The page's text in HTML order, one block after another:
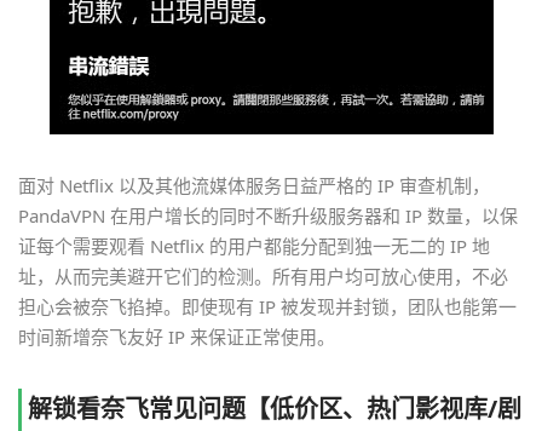
面对 Netflix 以及其他流媒体服务日益严格的 IP 审查机制，
PandaVPN 在用户增长的同时不断升级服务器和 IP 数量，以保
证每个需要观看 Netflix 的用户都能分配到独一无二的 IP 地
址，从而完美避开它们的检测。所有用户均可放心使用，不必
担心会被奈飞掐掉。即使现有 IP 被发现并封锁，团队也能第一
时间新增奈飞友好 IP 来保证正常使用。
解锁看奈飞常见问题【低价区、热门影视库/剧